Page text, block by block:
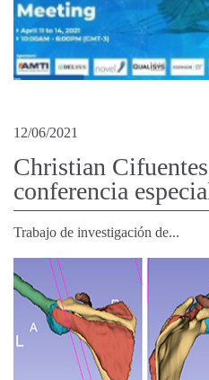
12/06/2021
Christian
conferencia
Trabajo de investigación de...